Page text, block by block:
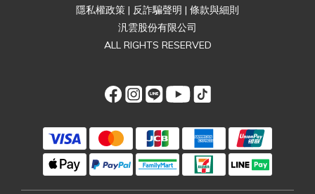
隱私權政策 | 反詐騙聲明 | 條款與細則
汎雲股份有限公司
ALL RIGHTS RESERVED